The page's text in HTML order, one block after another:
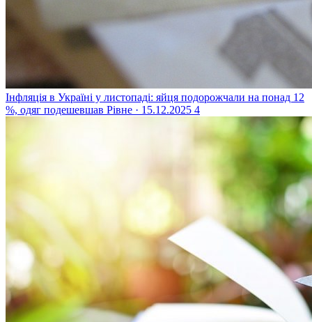
Інфляція в Україні у листопаді: яйця подорожчали на понад 12
%, одяг подешевшав Рівне · 15.12.2025 4